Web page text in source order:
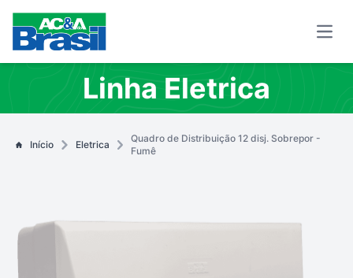
Linha Eletrica
Início Eletrica
Quadro de Distribuição 12 disj. Sobrepor -
Fumê